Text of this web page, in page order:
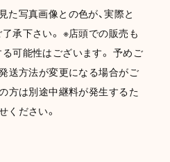
写真画像との色が、実際と
承下さい。 ※店頭での販売も
可能性はございます。 予めご
送方法が変更になる場合がご
方は別途中継料が発生するた
ください。